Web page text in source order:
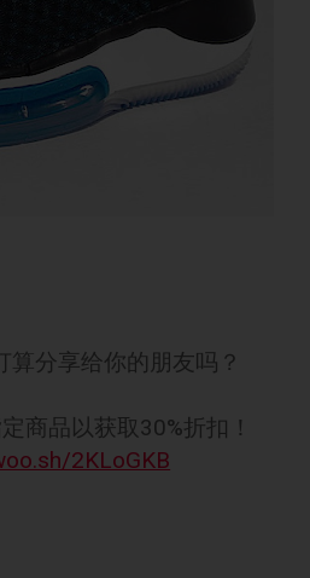
分享给你的朋友吗？
商品以获取30%折扣！
2KLoGKB